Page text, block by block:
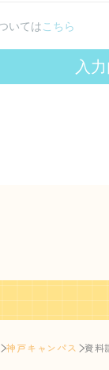
神戸キャンパス 資料